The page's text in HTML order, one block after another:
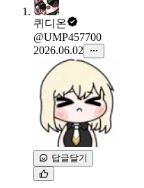
퀴디온
@UMP457700
2026.06.02
답글달기